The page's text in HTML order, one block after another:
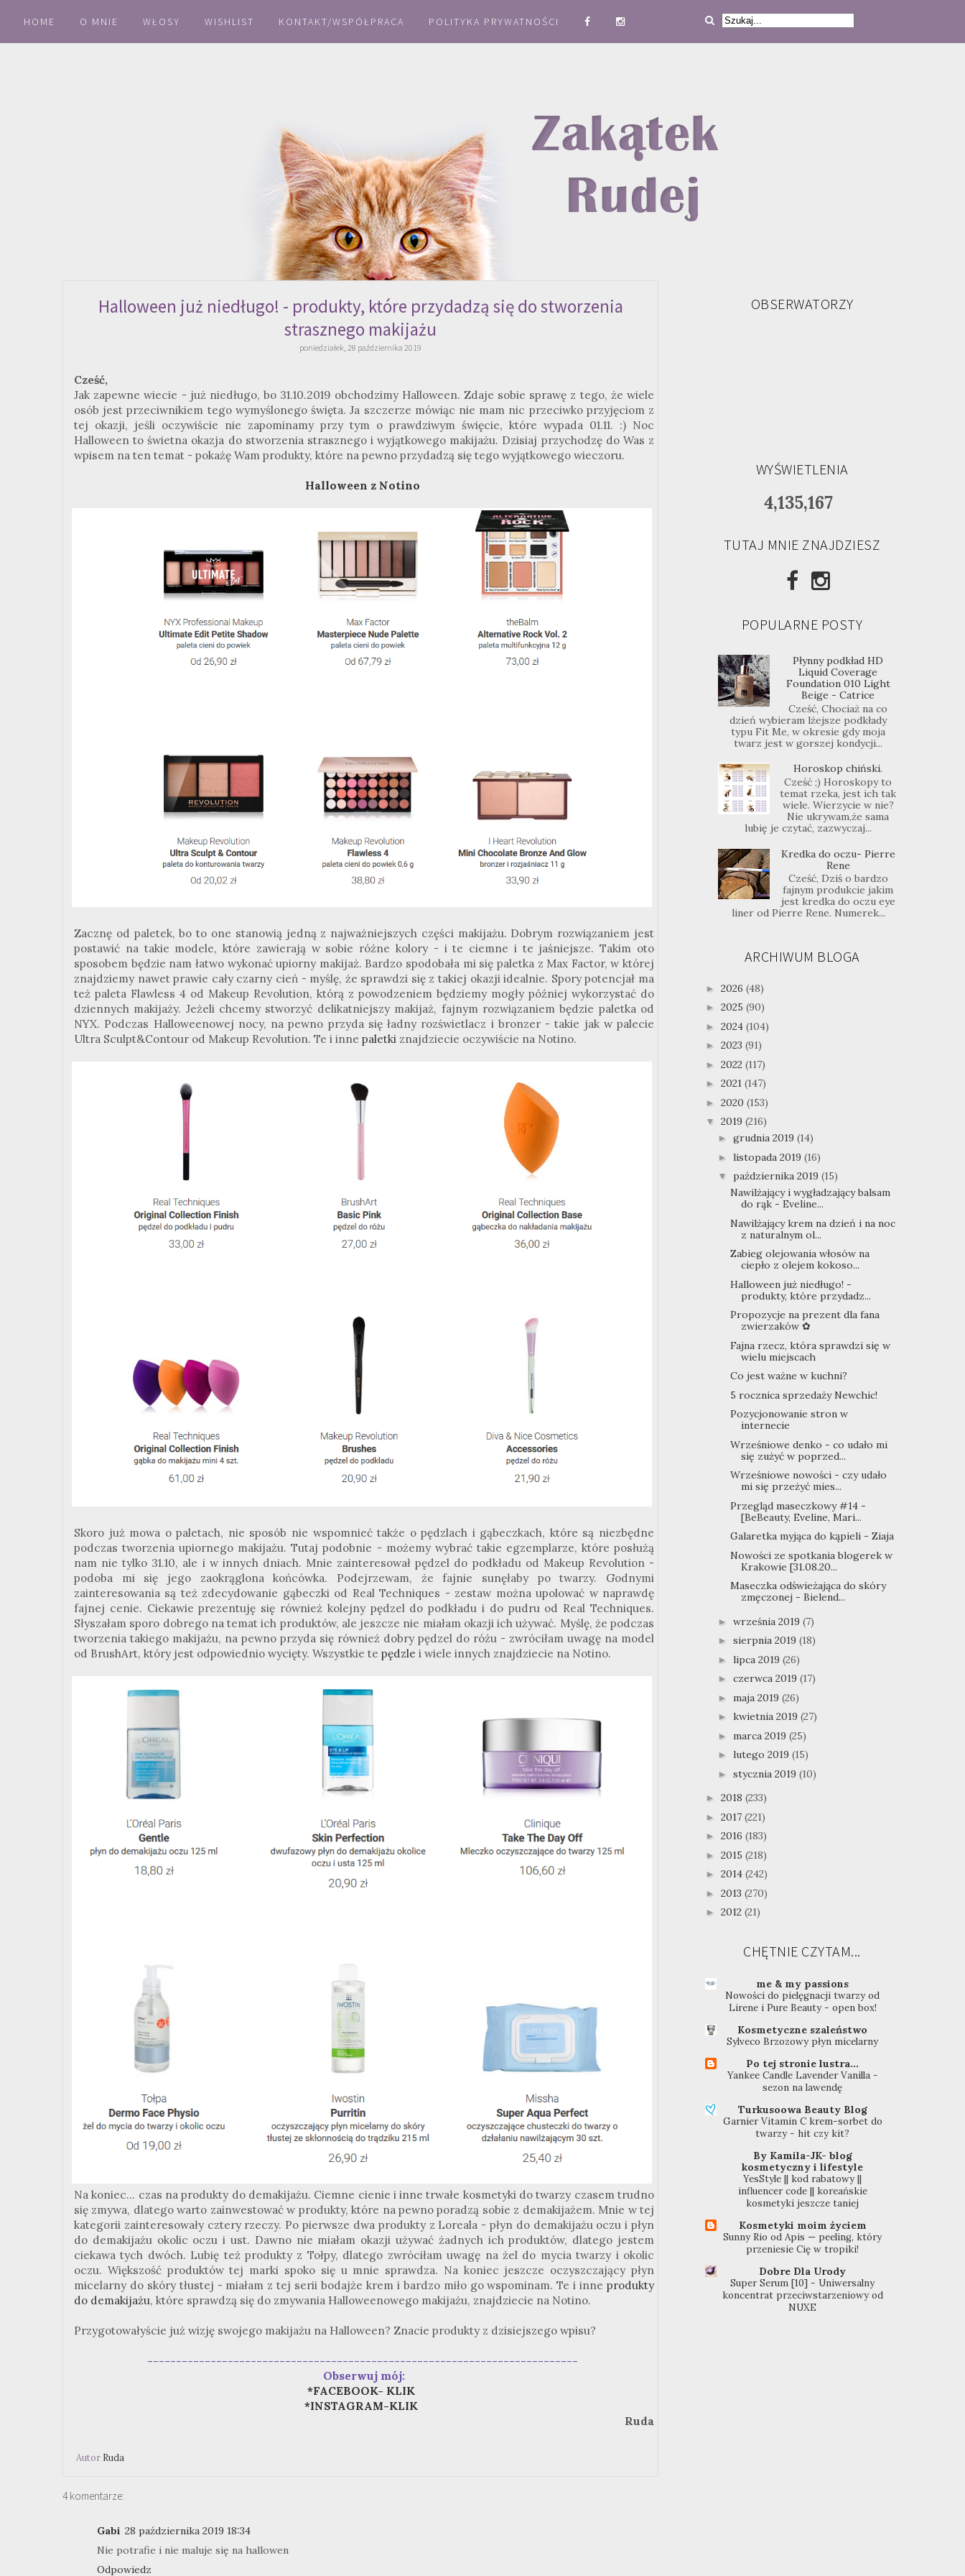
HOME O MNIE WŁOSY WISHLIST KONTAKT/WSPÓŁPRACA POLITYKA PRYWATNOŚCI
Halloween już niedługo! - produkty, które przydadzą się do stworzenia
strasznego makijażu
poniedziałek, 28 października 2019
Cześć,
Jak zapewne wiecie - już niedługo, bo 31.10.2019 obchodzimy Halloween. Zdaje sobie sprawę z tego, że wiele
osób jest przeciwnikiem tego wymyślonego święta. Ja szczerze mówiąc nie mam nic przeciwko przyjęciom z
tej okazji, jeśli oczywiście nie zapominamy przy tym o prawdziwym święcie, które wypada 01.11. :) Noc
Halloween to świetna okazja do stworzenia strasznego i wyjątkowego makijażu. Dzisiaj przychodzę do Was z
wpisem na ten temat - pokażę Wam produkty, które na pewno przydadzą się tego wyjątkowego wieczoru.
Halloween z Notino
Zacznę od paletek, bo to one stanowią jedną z najważniejszych części makijażu. Dobrym rozwiązaniem jest
postawić na takie modele, które zawierają w sobie różne kolory - i te ciemne i te jaśniejsze. Takim oto
sposobem będzie nam łatwo wykonać upiorny makijaż. Bardzo spodobała mi się paletka z Max Factor, w której
znajdziemy nawet prawie cały czarny cień - myślę, że sprawdzi się z takiej okazji idealnie. Spory potencjał ma
też paleta Flawless 4 od Makeup Revolution, którą z powodzeniem będziemy mogły później wykorzystać do
dziennych makijaży. Jeżeli chcemy stworzyć delikatniejszy makijaż, fajnym rozwiązaniem będzie paletka od
NYX. Podczas Halloweenowej nocy, na pewno przyda się ładny rozświetlacz i bronzer - takie jak w palecie
Ultra Sculpt&Contour od Makeup Revolution. Te i inne paletki znajdziecie oczywiście na Notino.
Skoro już mowa o paletach, nie sposób nie wspomnieć także o pędzlach i gąbeczkach, które są niezbędne
podczas tworzenia upiornego makijażu. Tutaj podobnie - możemy wybrać takie egzemplarze, które posłużą
nam nie tylko 31.10, ale i w innych dniach. Mnie zainteresował pędzel do podkładu od Makeup Revolution -
podoba mi się jego zaokrąglona końcówka. Podejrzewam, że fajnie sunęłaby po twarzy. Godnymi
zainteresowania są też zdecydowanie gąbeczki od Real Techniques - zestaw można upolować w naprawdę
fajnej cenie. Ciekawie prezentuję się również kolejny pędzel do podkładu i do pudru od Real Techniques.
Słyszałam sporo dobrego na temat ich produktów, ale jeszcze nie miałam okazji ich używać. Myślę, że podczas
tworzenia takiego makijażu, na pewno przyda się również dobry pędzel do różu - zwróciłam uwagę na model
od BrushArt, który jest odpowiednio wycięty. Wszystkie te pędzle i wiele innych znajdziecie na Notino.
Na koniec... czas na produkty do demakijażu. Ciemne cienie i inne trwałe kosmetyki do twarzy czasem trudno
się zmywa, dlatego warto zainwestować w produkty, które na pewno poradzą sobie z demakijażem. Mnie w tej
kategorii zainteresowały cztery rzeczy. Po pierwsze dwa produkty z Loreala - płyn do demakijażu oczu i płyn
do demakijażu okolic oczu i ust. Dawno nie miałam okazji używać żadnych ich produktów, dlatego jestem
ciekawa tych dwóch. Lubię też produkty z Tołpy, dlatego zwróciłam uwagę na żel do mycia twarzy i okolic
oczu. Większość produktów tej marki spoko się u mnie sprawdza. Na koniec jeszcze oczyszczający płyn
micelarny do skóry tłustej - miałam z tej serii bodajże krem i bardzo miło go wspominam. Te i inne produkty
do demakijażu, które sprawdzą się do zmywania Halloweenowego makijażu, znajdziecie na Notino.
Przygotowałyście już wizję swojego makijażu na Halloween? Znacie produkty z dzisiejszego wpisu?
---------------------------------------------------------------------------
Obserwuj mój:
*FACEBOOK- KLIK
*INSTAGRAM-KLIK
Ruda
Autor Ruda
4 komentarze:
Gabi 28 października 2019 18:34
Nie potrafie i nie maluje się na hallowen
Odpowiedz
OBSERWATORZY
WYŚWIETLENIA
4,135,167
TUTAJ MNIE ZNAJDZIESZ
POPULARNE POSTY
Płynny podkład HD
Liquid Coverage
Foundation 010 Light
Beige - Catrice
Cześć, Chociaż na co
dzień wybieram lżejsze podkłady
typu Fit Me, w okresie gdy moja
twarz jest w gorszej kondycji...
Horoskop chiński.
Cześć ;) Horoskopy to
temat rzeka, jest ich tak
wiele. Wierzycie w nie?
Nie ukrywam,że sama
lubię je czytać, zazwyczaj...
Kredka do oczu- Pierre
Rene
Cześć, Dziś o bardzo
fajnym produkcie jakim
jest kredka do oczu eye
liner od Pierre Rene. Numerek...
ARCHIWUM BLOGA
► 2026 (48)
► 2025 (90)
► 2024 (104)
► 2023 (91)
► 2022 (117)
► 2021 (147)
► 2020 (153)
▼ 2019 (216)
► grudnia 2019 (14)
► listopada 2019 (16)
▼ października 2019 (15)
Nawilżający i wygładzający balsam
do rąk - Eveline...
Nawilżający krem na dzień i na noc
z naturalnym ol...
Zabieg olejowania włosów na
ciepło z olejem kokoso...
Halloween już niedługo! -
produkty, które przydadz...
Propozycje na prezent dla fana
zwierzaków ✿
Fajna rzecz, która sprawdzi się w
wielu miejscach
Co jest ważne w kuchni?
5 rocznica sprzedaży Newchic!
Pozycjonowanie stron w
internecie
Wrześniowe denko - co udało mi
się zużyć w poprzed...
Wrześniowe nowości - czy udało
mi się przeżyć mies...
Przegląd maseczkowy #14 -
[BeBeauty, Eveline, Mari...
Galaretka myjąca do kąpieli - Ziaja
Nowości ze spotkania blogerek w
Krakowie [31.08.20...
Maseczka odświeżająca do skóry
zmęczonej - Bielend...
► września 2019 (7)
► sierpnia 2019 (18)
► lipca 2019 (26)
► czerwca 2019 (17)
► maja 2019 (26)
► kwietnia 2019 (27)
► marca 2019 (25)
► lutego 2019 (15)
► stycznia 2019 (10)
► 2018 (233)
► 2017 (221)
► 2016 (183)
► 2015 (218)
► 2014 (242)
► 2013 (270)
► 2012 (21)
CHĘTNIE CZYTAM...
me & my passions
Nowości do pielęgnacji twarzy od
Lirene i Pure Beauty - open box!
Kosmetyczne szaleństwo
Sylveco Brzozowy płyn micelarny
Po tej stronie lustra...
Yankee Candle Lavender Vanilla -
sezon na lawendę
Turkusoowa Beauty Blog
Garnier Vitamin C krem-sorbet do
twarzy - hit czy kit?
By Kamila-JK- blog
kosmetyczny i lifestyle
YesStyle || kod rabatowy ||
influencer code || koreańskie
kosmetyki jeszcze taniej
Kosmetyki moim życiem
Sunny Rio od Apis — peeling, który
przeniesie Cię w tropiki!
Dobre Dla Urody
Super Serum [10] - Uniwersalny
koncentrat przeciwstarzeniowy od
NUXE